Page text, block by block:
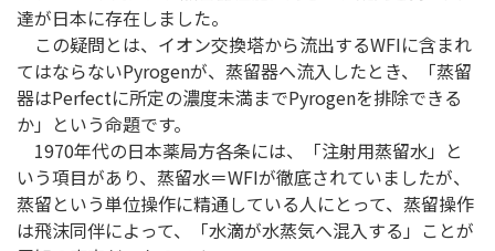
達が日本に存在しました。
この疑問とは、イオン交換塔から流出するWFIに含まれ
てはならないPyrogenが、蒸留器へ流入したとき、「蒸留
器はPerfectに所定の濃度未満までPyrogenを排除できる
か」という命題です。
1970年代の日本薬局方各条には、「注射用蒸留水」と
いう項目があり、蒸留水＝WFIが徹底されていましたが、
蒸留という単位操作に精通している人にとって、蒸留操作
は飛沫同伴によって、「水滴が水蒸気へ混入する」ことが